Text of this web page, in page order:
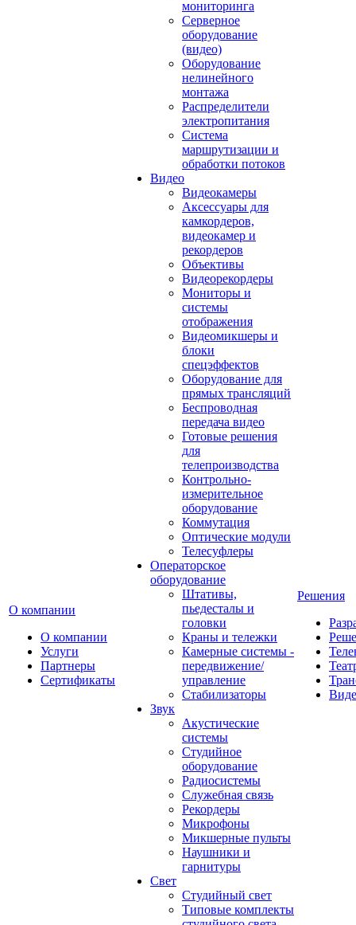
О компании
О компании
Услуги
Партнеры
Сертификаты
мониторинга
Серверное
оборудование
(видео)
Оборудование
нелинейного
монтажа
Распределители
электропитания
Система
маршрутизации и
обработки потоков
Видео
Видеокамеры
Аксессуары для
камкордеров,
видеокамер и
рекордеров
Объективы
Видеорекордеры
Мониторы и
системы
отображения
Видеомикшеры и
блоки
спецэффектов
Оборудование для
прямых трансляций
Беспроводная
передача видео
Готовые решения
для
телепроизводства
Контрольно-
измерительное
оборудование
Коммутация
Оптические модули
Телесуфлеры
Операторское
оборудование
Штативы,
пьедесталы и
головки
Краны и тележки
Камерные системы -
передвижение/
управление
Стабилизаторы
Звук
Акустические
системы
Студийное
оборудование
Радиосистемы
Служебная связь
Рекордеры
Микрофоны
Микшерные пульты
Наушники и
гарнитуры
Свет
Студийный свет
Типовые комплекты
Решения